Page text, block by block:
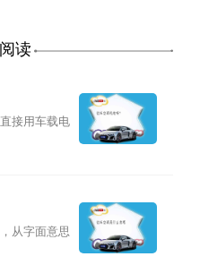
读
接用车载电
从字面意思